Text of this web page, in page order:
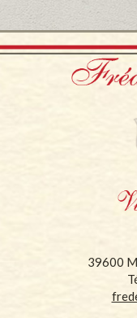
39600